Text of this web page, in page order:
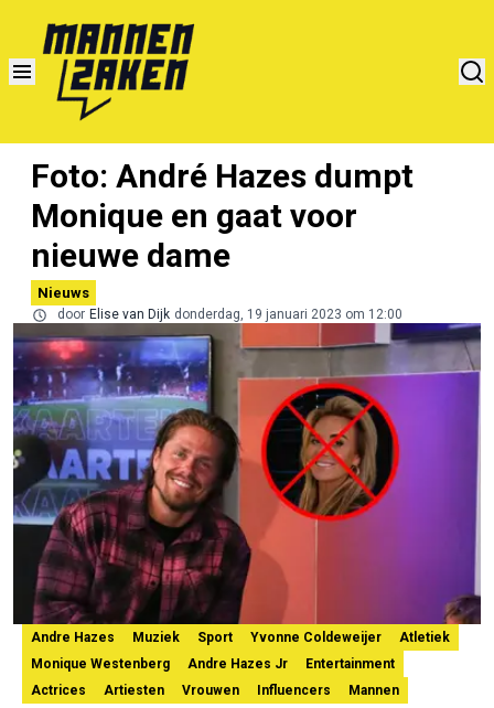
Foto: André Hazes dumpt
Monique en gaat voor
nieuwe dame
Nieuws
door Elise van Dijk donderdag, 19 januari 2023 om 12:00
Andre Hazes Muziek Sport Yvonne Coldeweijer
Atletiek
Monique Westenberg
Andre Hazes Jr
Entertainment
Actrices
Artiesten Vrouwen Influencers Mannen